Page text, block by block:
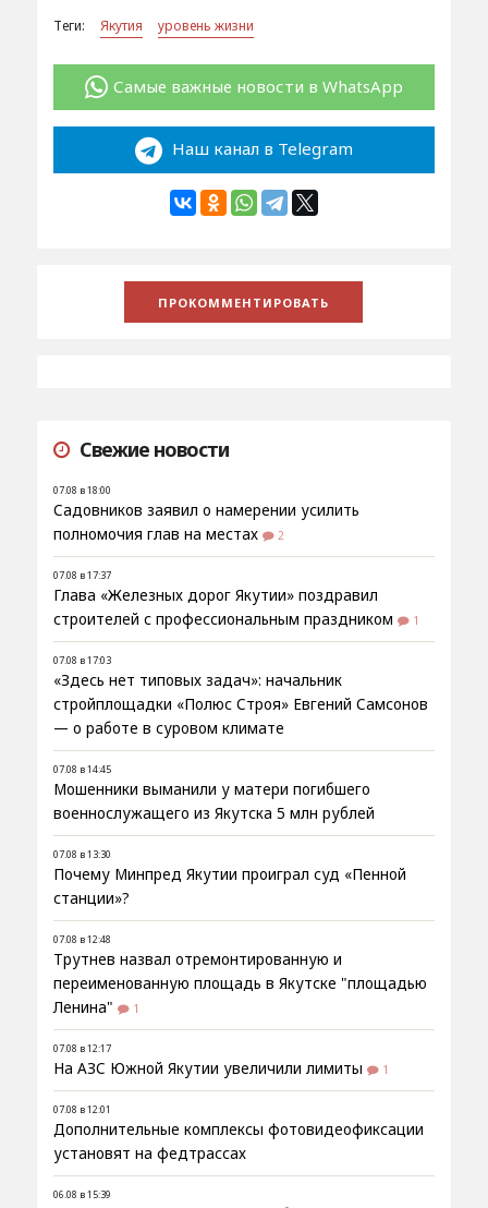
Теги: Якутия уровень жизни
Самые важные новости в WhatsApp
Наш канал в Telegram
Свежие новости
07.08 в 18:00
Садовников заявил о намерении усилить
полномочия глав на местах
2
07.08 в 17:37
Глава «Железных дорог Якутии» поздравил
строителей с профессиональным праздником
1
07.08 в 17:03
«Здесь нет типовых задач»: начальник
стройплощадки «Полюс Строя» Евгений Самсонов
— о работе в суровом климате
07.08 в 14:45
Мошенники выманили у матери погибшего
военнослужащего из Якутска 5 млн рублей
07.08 в 13:30
Почему Минпред Якутии проиграл суд «Пенной
станции»?
07.08 в 12:48
Трутнев назвал отремонтированную и
переименованную площадь в Якутске "площадью
Ленина"
1
07.08 в 12:17
На АЗС Южной Якутии увеличили лимиты 1
07.08 в 12:01
Дополнительные комплексы фотовидеофиксации
установят на федтрассах
06.08 в 15:39